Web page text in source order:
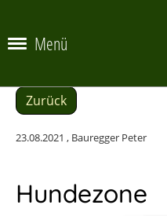
Menü
Zurück
23.08.2021 , Bauregger Peter
Hundezone